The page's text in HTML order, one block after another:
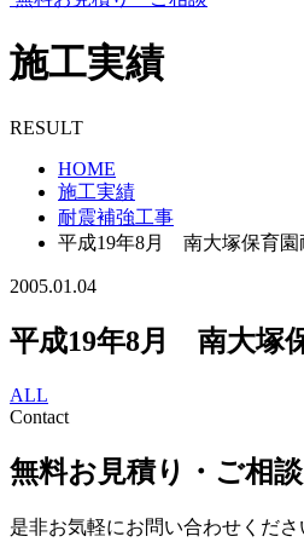
施工実績
RESULT
HOME
施工実績
耐震補強工事
平成19年8月 南大塚保育園
2005.01.04
平成19年8月 南大塚
ALL
Contact
無料お見積り・ご相談
是非お気軽にお問い合わせくださ